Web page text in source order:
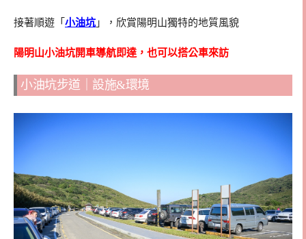
接著順遊「 小油坑 」，欣賞陽明山獨特的地質風貌
陽明山小油坑開車導航即達，也可以搭公車來訪
小油坑步道｜設施&環境